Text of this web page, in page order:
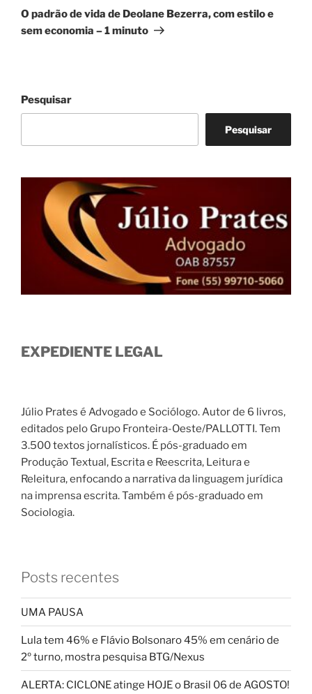
post
O padrão de vida de Deolane Bezerra, com estilo e
sem economia – 1 minuto
Pesquisar
Pesquisar
EXPEDIENTE LEGAL
Júlio Prates é Advogado e Sociólogo. Autor de 6 livros,
editados pelo Grupo Fronteira-Oeste/PALLOTTI. Tem
3.500 textos jornalísticos. É pós-graduado em
Produção Textual, Escrita e Reescrita, Leitura e
Releitura, enfocando a narrativa da linguagem jurídica
na imprensa escrita. Também é pós-graduado em
Sociologia.
Posts recentes
UMA PAUSA
Lula tem 46% e Flávio Bolsonaro 45% em cenário de
2º turno, mostra pesquisa BTG/Nexus
ALERTA: CICLONE atinge HOJE o Brasil 06 de AGOSTO!